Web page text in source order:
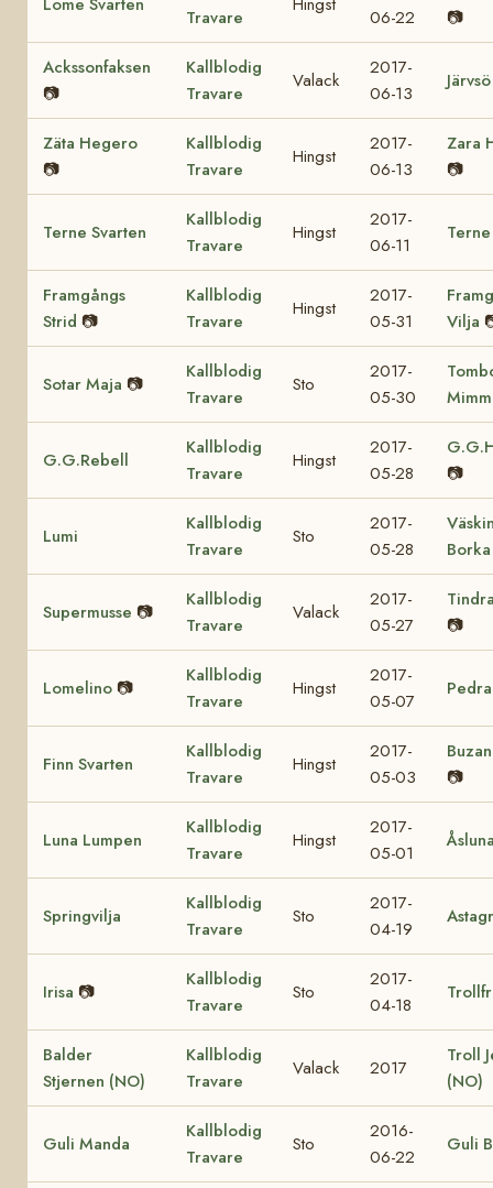
Travare
06-22
📷
Ackssonfaksen
📷
Kallblodig
Travare
Valack
2017-
06-13
Zäta Hegero
📷
Kallblodig
Travare
Hingst
2017-
06-13
Zara
📷
Terne Svarten
Kallblodig
Travare
Hingst
2017-
06-11
Framgångs
Strid 📷
Kallblodig
Travare
Hingst
2017-
05-31
Vilja
Sotar Maja 📷
Kallblodig
Travare
Sto
2017-
05-30
G.G.Rebell
Kallblodig
Travare
Hingst
2017-
05-28
📷
Lumi
Kallblodig
Travare
Sto
2017-
05-28
Borka
Supermusse 📷
Kallblodig
Travare
Valack
2017-
05-27
📷
Lomelino 📷
Kallblodig
Travare
Hingst
2017-
05-07
Pedra
Finn Svarten
Kallblodig
Travare
Hingst
2017-
05-03
📷
Luna Lumpen
Kallblodig
Travare
Hingst
2017-
05-01
Springvilja
Kallblodig
Travare
Sto
2017-
04-19
Irisa 📷
Kallblodig
Travare
Sto
2017-
04-18
Balder
Stjernen (NO)
Kallblodig
Travare
Valack 2017
Troll
(NO)
Guli Manda
Kallblodig
Travare
Sto
2016-
06-22
Guli